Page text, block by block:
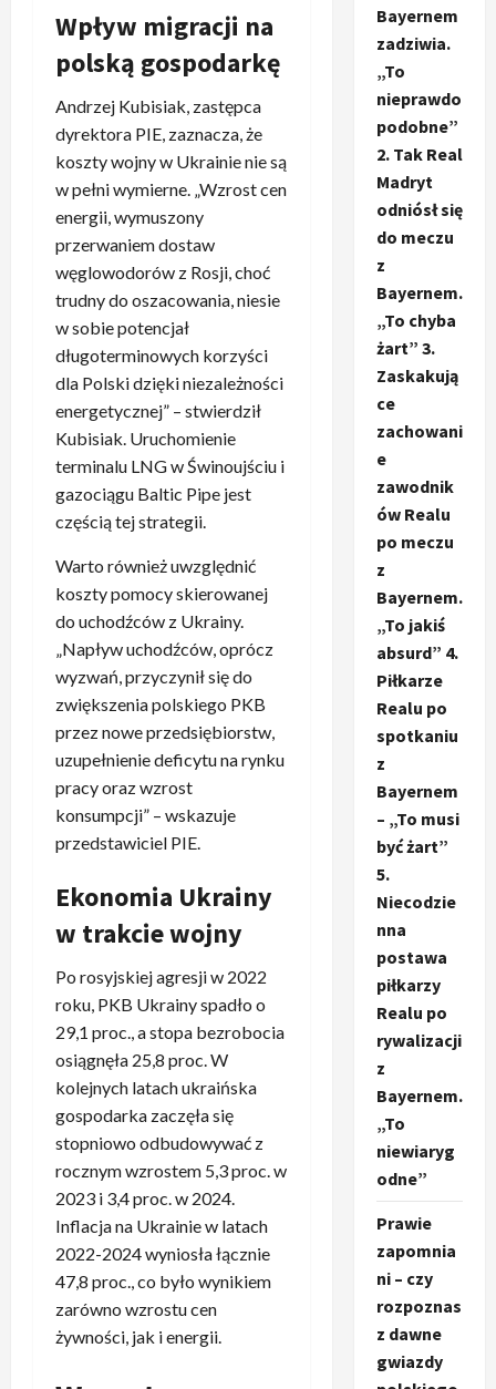
Wpływ migracji na
polską gospodarkę
Andrzej Kubisiak, zastępca
dyrektora PIE, zaznacza, że
koszty wojny w Ukrainie nie są
w pełni wymierne. „Wzrost cen
energii, wymuszony
przerwaniem dostaw
węglowodorów z Rosji, choć
trudny do oszacowania, niesie
w sobie potencjał
długoterminowych korzyści
dla Polski dzięki niezależności
energetycznej” – stwierdził
Kubisiak. Uruchomienie
terminalu LNG w Świnoujściu i
gazociągu Baltic Pipe jest
częścią tej strategii.
Warto również uwzględnić
koszty pomocy skierowanej
do uchodźców z Ukrainy.
„Napływ uchodźców, oprócz
wyzwań, przyczynił się do
zwiększenia polskiego PKB
przez nowe przedsiębiorstw,
uzupełnienie deficytu na rynku
pracy oraz wzrost
konsumpcji” – wskazuje
przedstawiciel PIE.
Ekonomia Ukrainy
w trakcie wojny
Po rosyjskiej agresji w 2022
roku, PKB Ukrainy spadło o
29,1 proc., a stopa bezrobocia
osiągnęła 25,8 proc. W
kolejnych latach ukraińska
gospodarka zaczęła się
stopniowo odbudowywać z
rocznym wzrostem 5,3 proc. w
2023 i 3,4 proc. w 2024.
Inflacja na Ukrainie w latach
2022-2024 wyniosła łącznie
47,8 proc., co było wynikiem
zarówno wzrostu cen
żywności, jak i energii.
Bayernem
zadziwia.
„To
nieprawdo
podobne”
2. Tak Real
Madryt
odniósł się
do meczu
z
Bayernem.
„To chyba
żart” 3.
Zaskakują
ce
zachowani
e
zawodnik
ów Realu
po meczu
z
Bayernem.
„To jakiś
absurd” 4.
Piłkarze
Realu po
spotkaniu
z
Bayernem
– „To musi
być żart”
5.
Niecodzie
nna
postawa
piłkarzy
Realu po
rywalizacji
z
Bayernem.
„To
niewiaryg
odne”
Prawie
zapomnia
ni – czy
rozpoznas
z dawne
gwiazdy